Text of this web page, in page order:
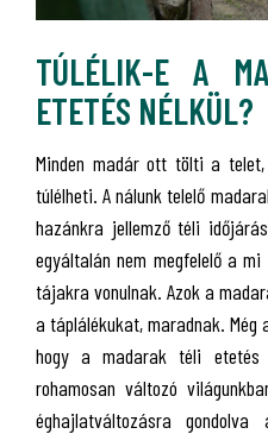
TÚLÉLIK-E A
ETETÉS NÉLKÜL?
Minden madár ott tölti a
túlélheti. A nálunk telelő
hazánkra jellemző téli
egyáltalán nem megfelelő a
tájakra vonulnak. Azok a
a táplálékukat, maradnak.
hogy a madarak téli etetés
rohamosan változó
éghajlatváltozásra gondolva